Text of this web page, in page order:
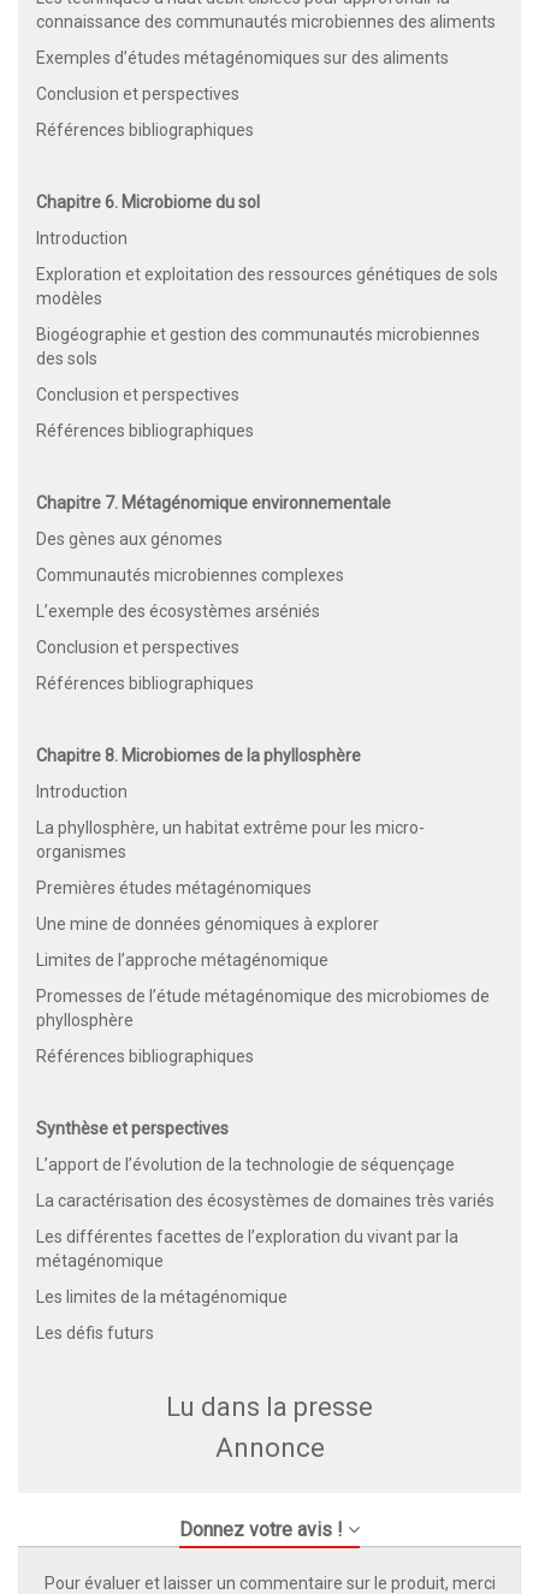
connaissance des communautés microbiennes des aliments
Exemples d’études métagénomiques sur des aliments
Conclusion et perspectives
Références bibliographiques
Chapitre 6. Microbiome du sol
Introduction
Exploration et exploitation des ressources génétiques de sols
modèles
Biogéographie et gestion des communautés microbiennes
des sols
Conclusion et perspectives
Références bibliographiques
Chapitre 7. Métagénomique environnementale
Des gènes aux génomes
Communautés microbiennes complexes
L’exemple des écosystèmes arséniés
Conclusion et perspectives
Références bibliographiques
Chapitre 8. Microbiomes de la phyllosphère
Introduction
La phyllosphère, un habitat extrême pour les micro-
organismes
Premières études métagénomiques
Une mine de données génomiques à explorer
Limites de l’approche métagénomique
Promesses de l’étude métagénomique des microbiomes de
phyllosphère
Références bibliographiques
Synthèse et perspectives
L’apport de l’évolution de la technologie de séquençage
La caractérisation des écosystèmes de domaines très variés
Les différentes facettes de l’exploration du vivant par la
métagénomique
Les limites de la métagénomique
Les défis futurs
Lu dans la presse
Annonce
Donnez votre avis !
Pour évaluer et laisser un commentaire sur le produit, merci